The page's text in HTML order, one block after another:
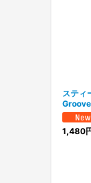
スティ
1,480